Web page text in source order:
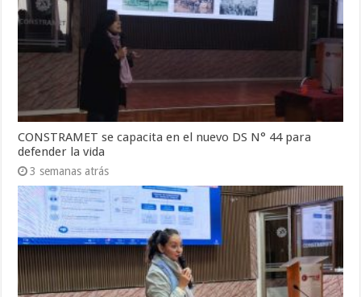
CONSTRAMET se capacita en el nuevo DS N° 44 para
defender la vida
3 semanas atrás